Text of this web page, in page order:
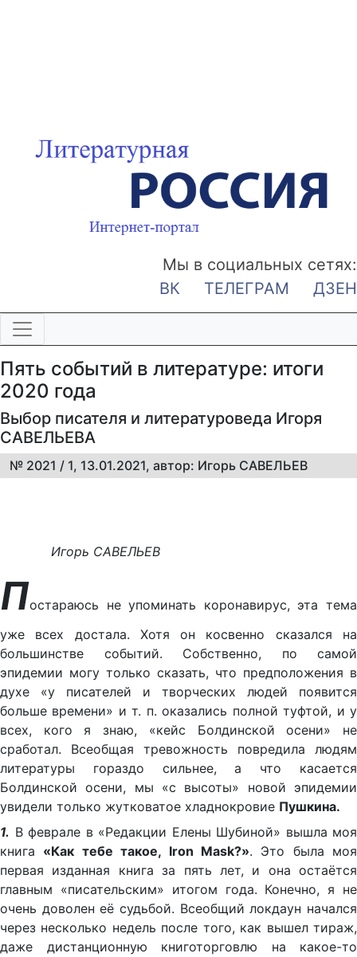
Мы в социальных сетях:
ВК
ТЕЛЕГРАМ ДЗЕН
Пять событий в литературе: итоги
2020 года
Выбор писателя и литературоведа Игоря
САВЕЛЬЕВА
№ 2021 / 1, 13.01.2021, автор: Игорь САВЕЛЬЕВ
Игорь САВЕЛЬЕВ
Постараюсь не упоминать коронавирус, эта тема
уже всех достала. Хотя он косвенно сказался на
большинстве событий. Собственно, по самой
эпидемии могу только сказать, что предположения в
духе «у писателей и творческих людей появится
больше времени» и т. п. оказались полной туфтой, и у
всех, кого я знаю, «кейс Болдинской осени» не
сработал. Всеобщая тревожность повредила людям
литературы гораздо сильнее, а что касается
Болдинской осени, мы «с высоты» новой эпидемии
увидели только жутковатое хладнокровие Пушкина.
1. В феврале в «Редакции Елены Шубиной» вышла моя
книга «Как тебе такое, Iron Mask?». Это была моя
первая изданная книга за пять лет, и она остаётся
главным «писательским» итогом года. Конечно, я не
очень доволен её судьбой. Всеобщий локдаун начался
через несколько недель после того, как вышел тираж,
даже дистанционную книготорговлю на какое-то